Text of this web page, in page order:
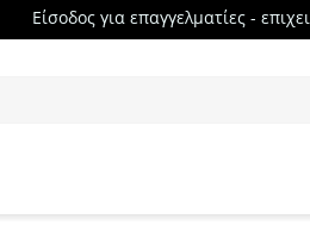
Είσοδος για επαγγελματίες -